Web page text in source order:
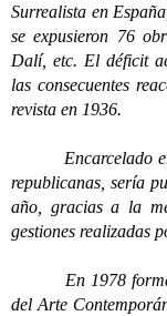
Surrealista en
se expusieron 76
Dalí, etc. El déficit
las consecuentes
revista en 1936.
Encarcelado en
republicanas, sería
año, gracias a la
gestiones realizadas
En 1978 forma
del Arte